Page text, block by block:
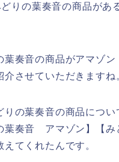
りの葉奏音の商品があ
奏音の商品がアマゾ
させていただきますね
の葉奏音の商品につい
葉奏音 アマゾン】【
てくれたんです。